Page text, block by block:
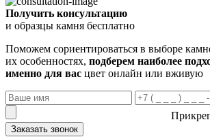
Получить консультацию
и образцы камня бесплатно
Поможем сориентироваться в выборе
их особенностях, подберем наиболее
именно для вас цвет онлайн или вживую
Заказать звонок